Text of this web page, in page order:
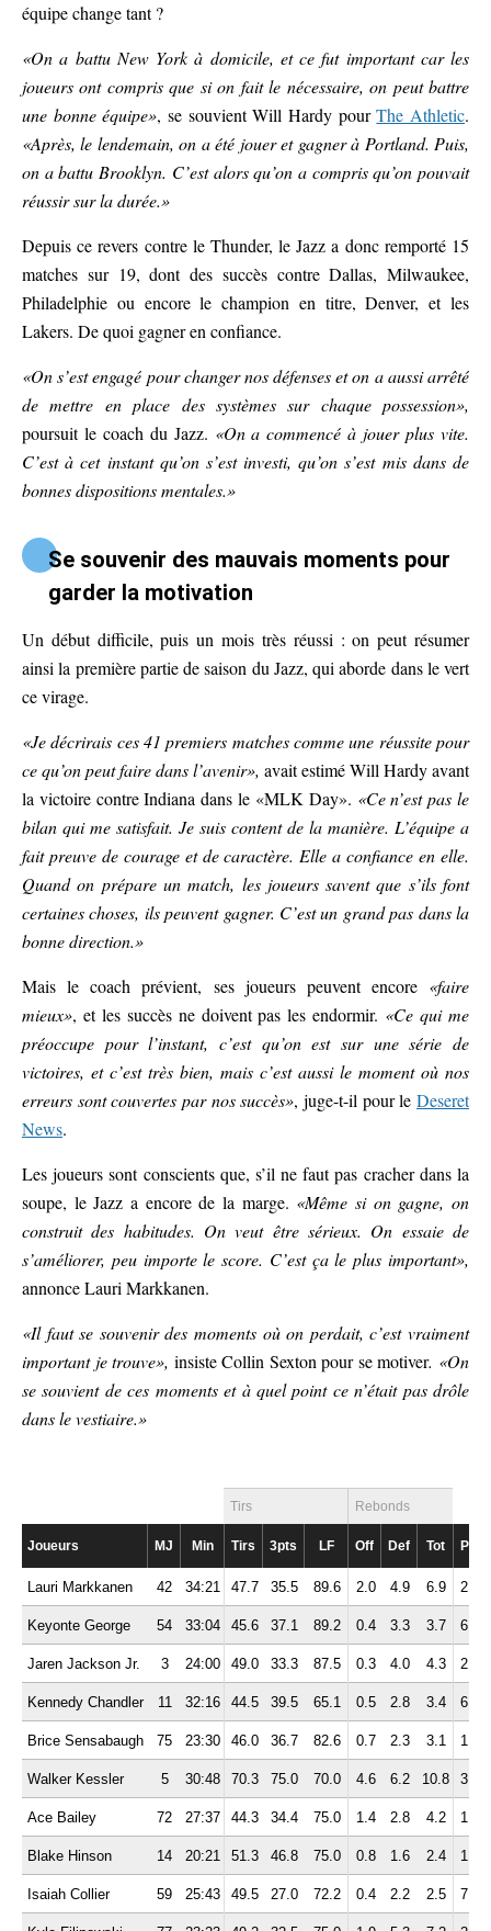
équipe change tant ?
«On a battu New York à domicile, et ce fut important car les
joueurs ont compris que si on fait le nécessaire, on peut battre
une bonne équipe», se souvient Will Hardy pourThe Athletic.
«Après, le lendemain, on a été jouer et gagner à Portland. Puis,
on a battu Brooklyn. C’est alors qu’on a compris qu’on pouvait
réussir sur la durée.»
Depuis ce revers contre le Thunder, le Jazz a donc remporté 15
matches sur 19, dont des succès contre Dallas, Milwaukee,
Philadelphie ou encore le champion en titre, Denver, et les
Lakers. De quoi gagner en confiance.
«On s’est engagé pour changer nos défenses et on a aussi arrêté
de mettre en place des systèmes sur chaque possession»,
poursuit le coach du Jazz. «On a commencé à jouer plus vite.
C’est à cet instant qu’on s’est investi, qu’on s’est mis dans de
bonnes dispositions mentales.»
Se souvenir des mauvais moments pour
garder la motivation
Un début difficile, puis un mois très réussi : on peut résumer
ainsi la première partie de saison du Jazz, qui aborde dans le vert
ce virage.
«Je décrirais ces 41 premiers matches comme une réussite pour
ce qu’on peut faire dans l’avenir», avait estimé Will Hardy avant
la victoire contre Indiana dans le «MLK Day». «Ce n’est pas le
bilan qui me satisfait. Je suis content de la manière. L’équipe a
fait preuve de courage et de caractère. Elle a confiance en elle.
Quand on prépare un match, les joueurs savent que s’ils font
certaines choses, ils peuvent gagner. C’est un grand pas dans la
bonne direction.»
Mais le coach prévient, ses joueurs peuvent encore «faire
mieux», et les succès ne doivent pas les endormir. «Ce qui me
préoccupe pour l’instant, c’est qu’on est sur une série de
victoires, et c’est très bien, mais c’est aussi le moment où nos
erreurs sont couvertes par nos succès», juge-t-il pour leDeseret
News.
Les joueurs sont conscients que, s’il ne faut pas cracher dans la
soupe, le Jazz a encore de la marge. «Même si on gagne, on
construit des habitudes. On veut être sérieux. On essaie de
s’améliorer, peu importe le score. C’est ça le plus important»,
annonce Lauri Markkanen.
«Il faut se souvenir des moments où on perdait, c’est vraiment
important je trouve», insiste Collin Sexton pour se motiver. «On
se souvient de ces moments et à quel point ce n’était pas drôle
dans le vestiaire.»
Tirs Rebonds
Joueurs MJ Min Tirs 3pts LF Off Def Tot Pd
Lauri Markkanen 42 34:21 47.7 35.5 89.6 2.0 4.9 6.9 2.1
Keyonte George 54 33:04 45.6 37.1 89.2 0.4 3.3 3.7 6.1
Jaren Jackson Jr. 3 24:00 49.0 33.3 87.5 0.3 4.0 4.3 2.7
Kennedy Chandler 11 32:16 44.5 39.5 65.1 0.5 2.8 3.4 6.7
Brice Sensabaugh 75 23:30 46.0 36.7 82.6 0.7 2.3 3.1 1.9
Walker Kessler 5 30:48 70.3 75.0 70.0 4.6 6.2 10.8 3.0
Ace Bailey 72 27:37 44.3 34.4 75.0 1.4 2.8 4.2 1.8
Blake Hinson 14 20:21 51.3 46.8 75.0 0.8 1.6 2.4 1.1
Isaiah Collier 59 25:43 49.5 27.0 72.2 0.4 2.2 2.5 7.2